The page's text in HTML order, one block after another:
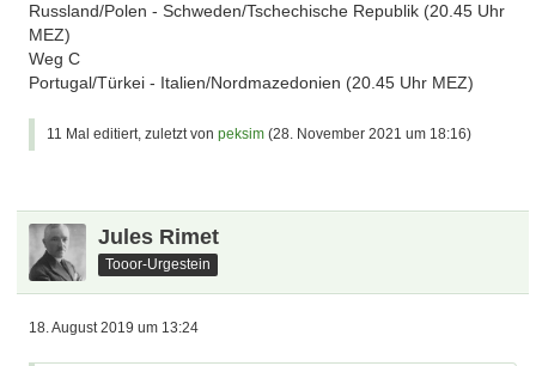
Russland/Polen - Schweden/Tschechische Republik (20.45 Uhr
MEZ)
Weg C
Portugal/Türkei - Italien/Nordmazedonien (20.45 Uhr MEZ)
11 Mal editiert, zuletzt vonpeksim (28. November 2021 um 18:16)
Jules Rimet
Tooor-Urgestein
18. August 2019 um 13:24